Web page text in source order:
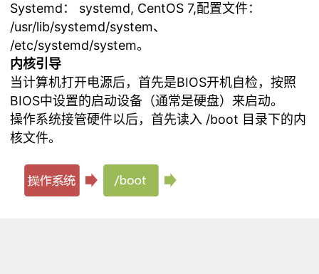
Systemd： systemd, CentOS 7,配置文件：
/usr/lib/systemd/system、
/etc/systemd/system。
内核引导
当计算机打开电源后，首先是BIOS开机自检，按照
BIOS中设置的启动设备（通常是硬盘）来启动。
操作系统接管硬件以后，首先读入 /boot 目录下的内
核文件。